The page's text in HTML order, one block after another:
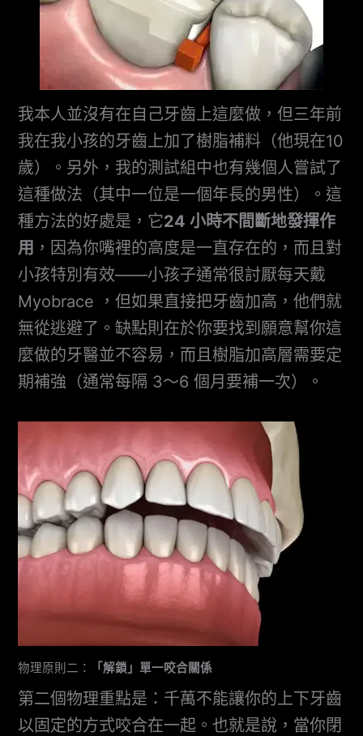
我本人並沒有在自己牙齒上這麼做，但三年前
我在我小孩的牙齒上加了樹脂補料（他現在10
歲）。另外，我的測試組中也有幾個人嘗試了
這種做法（其中一位是一個年長的男性）。這
種方法的好處是，它24 小時不間斷地發揮作
用 ，因為你嘴裡的高度是一直存在的，而且對
小孩特別有效——小孩子通常很討厭每天戴
Myobrace ，但如果直接把牙齒加高，他們就
無從逃避了。缺點則在於你要找到願意幫你這
麼做的牙醫並不容易，而且樹脂加高層需要定
期補強（通常每隔 3～6 個月要補一次）。
物理原則二： 「解鎖」單一咬合關係
第二個物理重點是：千萬不能讓你的上下牙齒
以固定的方式咬合在一起。也就是說，當你閉